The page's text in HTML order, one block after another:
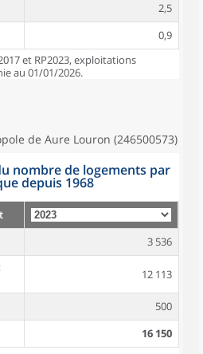
2,5
0,9
et RP2023, exploitations
au 01/01/2026.
de Aure Louron (246500573)
nombre de logements par
depuis 1968
3 536
12 113
500
16 150